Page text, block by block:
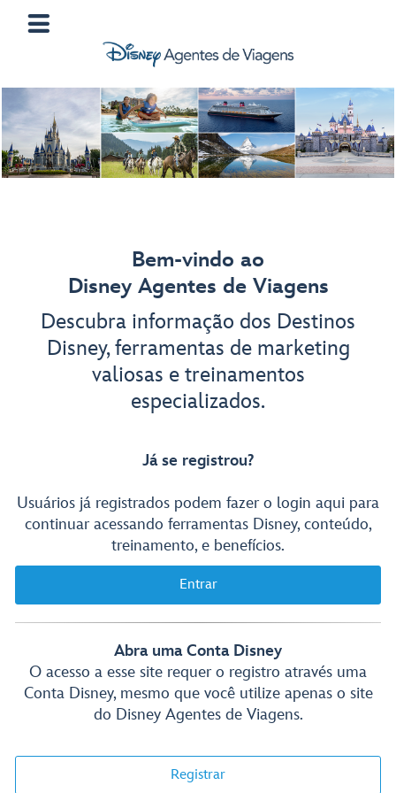
Bem-vindo ao
Disney Agentes de Viagens
Descubra informação dos Destinos
Disney, ferramentas de marketing
valiosas e treinamentos
especializados.
Já se registrou?
Usuários já registrados podem fazer o login aqui para
continuar acessando ferramentas Disney, conteúdo,
treinamento, e benefícios.
Entrar
Abra uma Conta Disney
O acesso a esse site requer o registro através uma
Conta Disney, mesmo que você utilize apenas o site
do Disney Agentes de Viagens.
Registrar